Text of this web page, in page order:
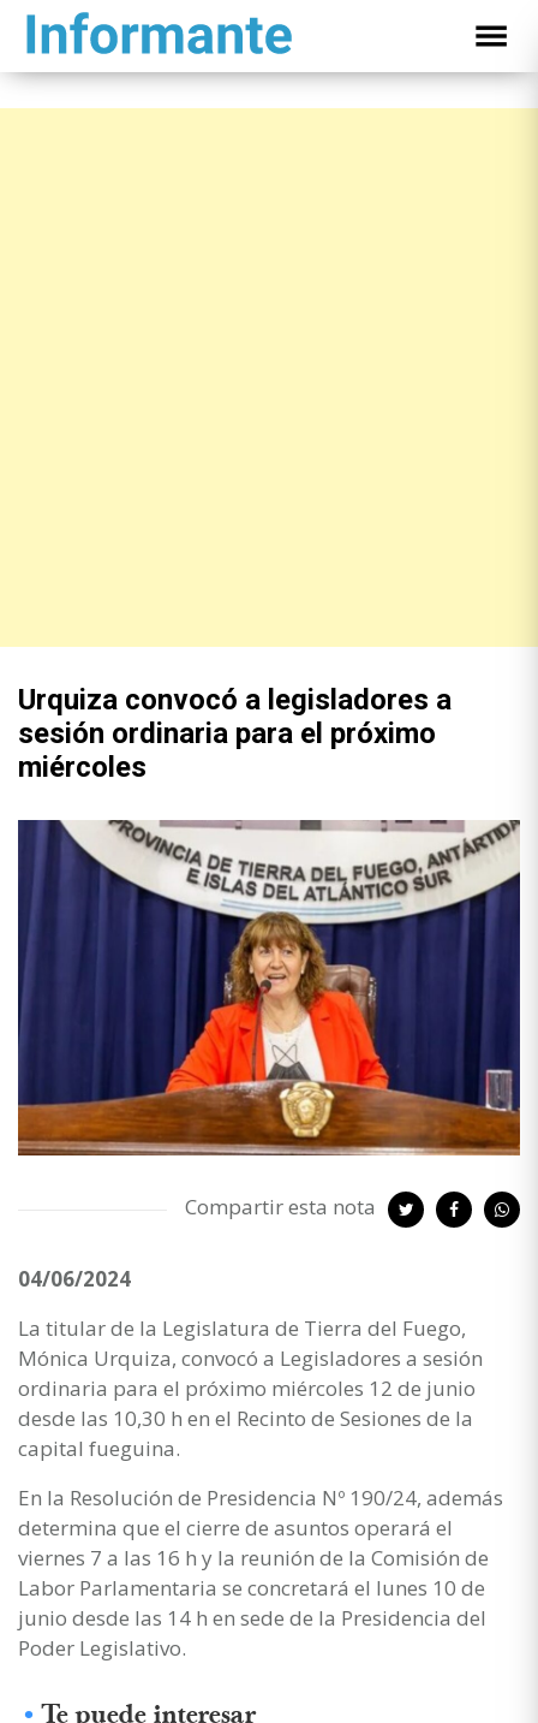
Urquiza convocó a legisladores a
sesión ordinaria para el próximo
miércoles
Compartir esta nota
04/06/2024
La titular de la Legislatura de Tierra del Fuego,
Mónica Urquiza, convocó a Legisladores a sesión
ordinaria para el próximo miércoles 12 de junio
desde las 10,30 h en el Recinto de Sesiones de la
capital fueguina.
En la Resolución de Presidencia Nº 190/24, además
determina que el cierre de asuntos operará el
viernes 7 a las 16 h y la reunión de la Comisión de
Labor Parlamentaria se concretará el lunes 10 de
junio desde las 14 h en sede de la Presidencia del
Poder Legislativo.
Te puede interesar